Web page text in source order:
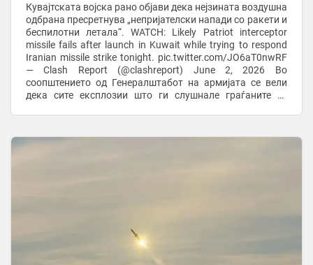
Кувајтската војска рано објави дека нејзината воздушна
одбрана пресретнува „непријателски напади со ракети и
беспилотни летала“. WATCH: Likely Patriot interceptor
missile fails after launch in Kuwait while trying to respond
Iranian missile strike tonight. pic.twitter.com/JO6aT0nwRF
— Clash Report (@clashreport) June 2, 2026 Во
соопштението од Генералштабот на армијата се вели
дека сите експлозии што ги слушнале граѓаните се